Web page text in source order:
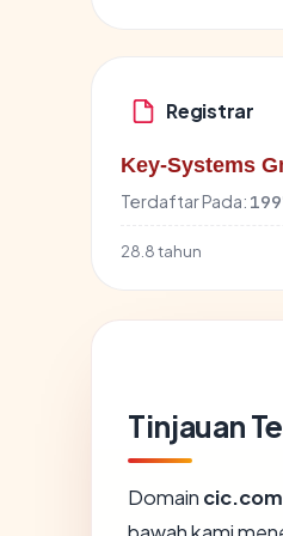
Registrar
Key-Systems
Terdaftar Pada:
28.8 tahun
Tinjauan
Domain cic.com